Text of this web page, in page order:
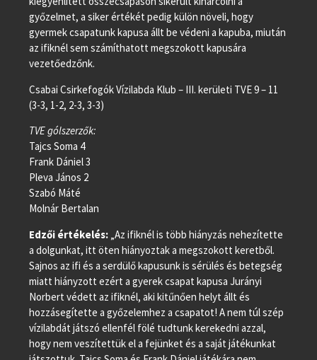
győzelmet, a siker értékét pedig külön növeli, hogy
gyermek csapatunk kapusa állt be védeni a kapuba, miután
az ifiknél sem számíthatott megszokott kapusára
vezetőedzőnk.
Csabai Csirkefogók Vízilabda Klub – III. kerületi TVE 9 – 11
(3-3, 1-2, 2-3, 3-3)
TVE gólszerzők:
Tajcs Soma 4
Frank Dániel 3
Pleva János 2
Szabó Máté
Molnár Bertalan
Edzői értékelés:„Az ifiknél is több hiányzás nehezítette
a dolgunkat, itt öten hiányoztak a megszokott keretből.
Sajnos az ifi és a serdülő kapusunk is sérülés és betegség
miatt hiányzott ezért a gyerek csapat kapusa Jurányi
Norbert védett az ifiknél, aki kitűnően helyt állt és
hozzásegítette a győzelemhez a csapatot! A nem túl szép
vízilabdát játszó ellenfél fölé tudtunk kerekedni azzal,
hogy nem veszítettük el a fejünket és a saját játékunkat